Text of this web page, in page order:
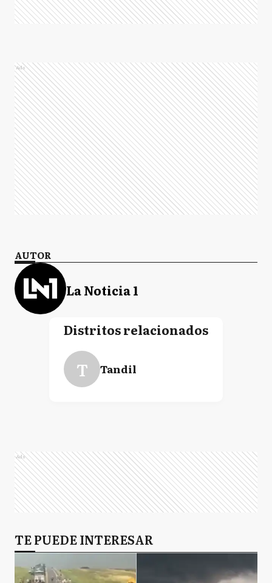
Ads
AUTOR
La Noticia 1
Distritos relacionados
T Tandil
Ads
TE PUEDE INTERESAR